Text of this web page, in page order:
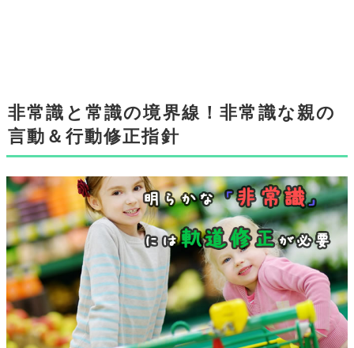
非常識と常識の境界線！非常識な親の
言動＆行動修正指針